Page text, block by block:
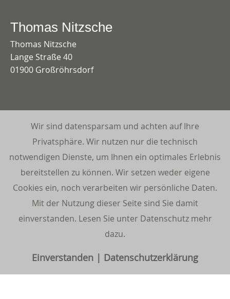
Thomas Nitzsche
Thomas Nitzsche
Lange Straße 40
01900 Großröhrsdorf
Datenschutzerklärung
Kundenstimmen:
5 Sterne aus 3 Bewertungen auf Google
Wir sind datensparsam und achten auf Ihre
Privatsphäre. Wir nutzen nur die technisch
notwendigen Dienste, um Ihnen ein optimales Erlebnis
bereitstellen zu können. Wir setzen weder eigene
Cookies ein, noch verarbeiten wir persönliche Daten.
Mit der Nutzung dieser Seite sind Sie damit
einverstanden. Lesen Sie unter Datenschutz mehr
dazu.
Einverstanden | Datenschutzerklärung
Wir sind datensparsam und achten auf Ihre
Privatsphäre. Wir nutzen nur die technisch
notwendigen Dienste, um Ihnen ein optimales Erlebnis
bereitstellen zu können. Wir setzen weder eigene
Cookies ein, noch verarbeiten wir persönliche Daten.
Mit der Nutzung dieser Seite sind Sie damit
einverstanden. Lesen Sie unter Datenschutz mehr
dazu.
Einverstanden | Datenschutzerklärung